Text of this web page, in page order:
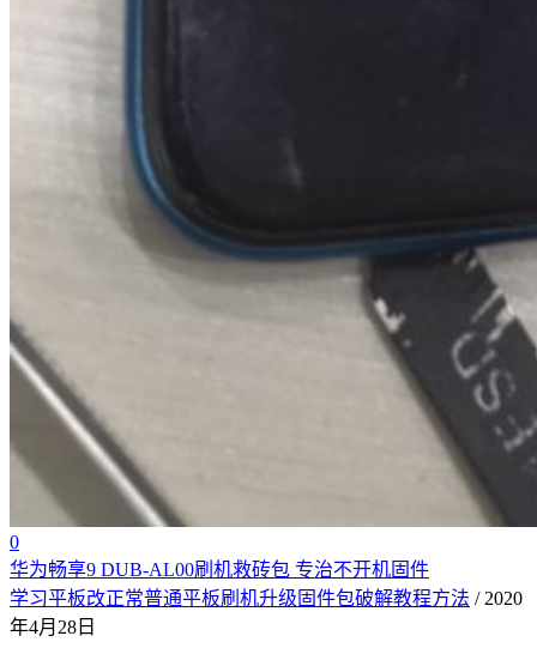
0
华为畅享9 DUB-AL00刷机救砖包 专治不开机固件
学习平板改正常普通平板刷机升级固件包破解教程方法 / 2020
年4月28日